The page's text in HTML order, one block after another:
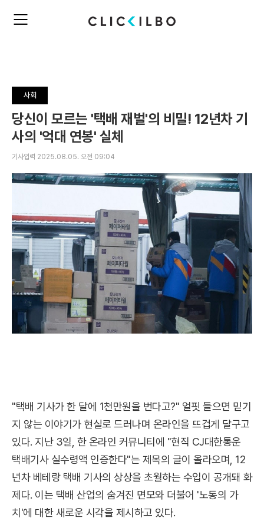
주
뉴
펼
치
기
사회
당신이 모르는 '택배 재벌'의 비밀! 12년차 기
사의 '억대 연봉' 실체
기사입력 2025.08.05. 오전 09:04
"택배 기사가 한 달에 1천만원을 번다고?" 얼핏 들으면 믿기
지 않는 이야기가 현실로 드러나며 온라인을 뜨겁게 달구고
있다. 지난 3일, 한 온라인 커뮤니티에 "현직 CJ대한통운
택배기사 실수령액 인증한다"는 제목의 글이 올라오며, 12
년차 베테랑 택배 기사의 상상을 초월하는 수입이 공개돼 화
제다. 이는 택배 산업의 숨겨진 면모와 더불어 '노동의 가
치'에 대한 새로운 시각을 제시하고 있다.